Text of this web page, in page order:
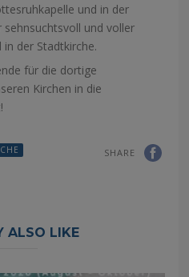
und in der
und voller
in der Stadtkirche.
für die dortige
Kirchen in die
SHARE
ALSO LIKE